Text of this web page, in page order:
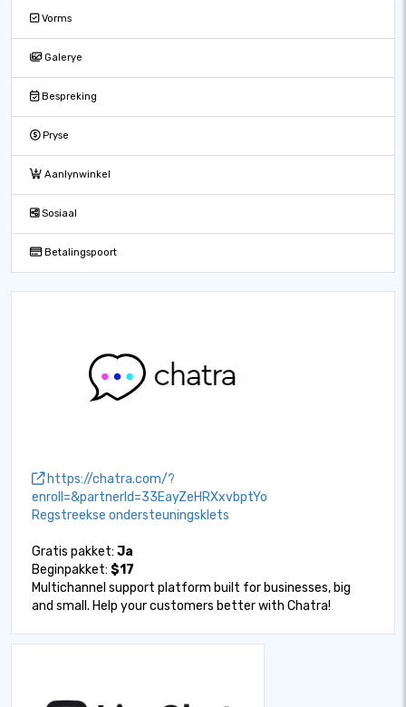
Vorms
Galerye
Bespreking
Pryse
Aanlynwinkel
Sosiaal
Betalingspoort
https://chatra.com/?
enroll=&partnerId=33EayZeHRXxvbptYo
Regstreekse ondersteuningsklets
Gratis pakket: Ja
Beginpakket: $17
Multichannel support platform built for businesses, big
and small. Help your customers better with Chatra!